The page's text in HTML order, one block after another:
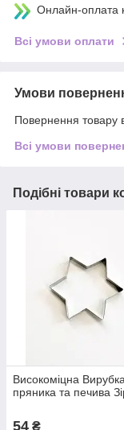
Онлайн-оплата
Всі умови оплати
Умови
Повернення товару
Всі умови
Подібні товари
Високоміцна
пряника та печива
54 ₴